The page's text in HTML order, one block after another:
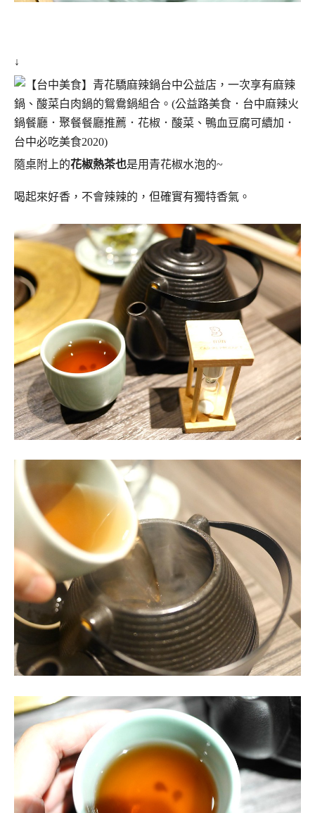
↓
隨桌附上的花椒熱茶也是用青花椒水泡的~
喝起來好香，不會辣辣的，但確實有獨特香氣。